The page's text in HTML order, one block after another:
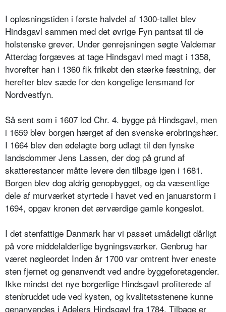
I opløsningstiden i første halvdel af 1300-tallet blev
Hindsgavl sammen med det øvrige Fyn pantsat til de
holstenske grever. Under genrejsningen søgte Valdemar
Atterdag forgæves at tage Hindsgavl med magt i 1358,
hvorefter han i 1360 fik frikøbt den stærke fæstning, der
herefter blev sæde for den kongelige lensmand for
Nordvestfyn.
Så sent som i 1607 lod Chr. 4. bygge på Hindsgavl, men
i 1659 blev borgen hærget af den svenske erobringshær.
I 1664 blev den ødelagte borg udlagt til den fynske
landsdommer Jens Lassen, der dog på grund af
skatterestancer måtte levere den tilbage igen i 1681.
Borgen blev dog aldrig genopbygget, og da væsentlige
dele af murværket styrtede i havet ved en januarstorm i
1694, opgav kronen det ærværdige gamle kongeslot.
I det stenfattige Danmark har vi passet umådeligt dårligt
på vore middelalderlige bygningsværker. Genbrug har
været nøgleordet Inden år 1700 var omtrent hver eneste
sten fjernet og genanvendt ved andre byggeforetagender.
Ikke mindst det nye borgerlige Hindsgavl profiterede af
stenbruddet ude ved kysten, og kvalitetsstenene kunne
genanvendes i Adelers Hindsgavl fra 1784. Tilbage er